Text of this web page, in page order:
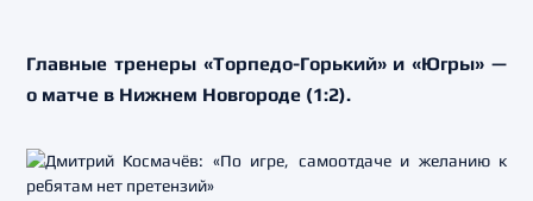
Главные тренеры «Торпедо-Горький» и «Югры» —
о матче в Нижнем Новгороде (1:2).